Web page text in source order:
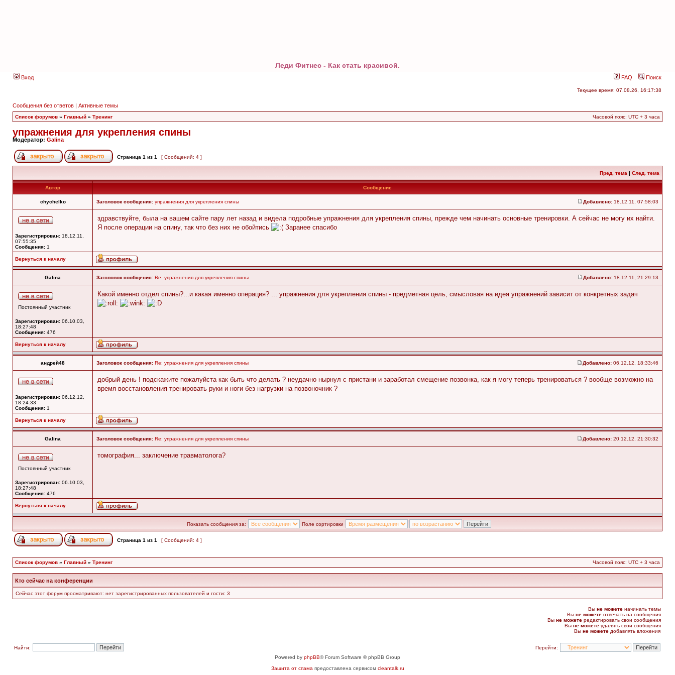
Леди Фитнес - Как стать красивой.
Вход FAQ Поиск
Текущее время: 07.08.26, 16:17:38
Сообщения без ответов | Активные темы
Список форумов » Главный » Тренинг Часовой пояс: UTC + 3 часа
упражнения для укрепления спины
Модератор: Galina
Страница 1 из 1 [ Сообщений: 4 ]
Пред. тема | След. тема
Автор Сообщение
chychelko Заголовок сообщения: упражнения для укрепления спины Добавлено: 18.12.11, 07:58:03
Зарегистрирован: 18.12.11,
07:55:35
Сообщения: 1
здравствуйте, была на вашем сайте пару лет назад и видела подробные упражнения для укрепления спины, прежде чем начинать основные тренировки. А сейчас не могу их найти.
Я после операции на спину, так что без них не обойтись
Заранее спасибо
Вернуться к началу
Galina Заголовок сообщения: Re: упражнения для укрепления спины Добавлено: 18.12.11, 21:29:13
Постоянный участник
Зарегистрирован: 06.10.03,
18:27:48
Сообщения: 476
Какой именно отдел спины?...и какая именно операция? ... упражнения для укрепления спины - предметная цель, смысловая на идея упражнений зависит от конкретных задач
Вернуться к началу
андрей48 Заголовок сообщения: Re: упражнения для укрепления спины Добавлено: 06.12.12, 18:33:46
Зарегистрирован: 06.12.12,
18:24:33
Сообщения: 1
добрый день ! подскажите пожалуйста как быть что делать ? неудачно нырнул с пристани и заработал смещение позвонка, как я могу теперь тренироваться ? вообще возможно на
время восстановления тренировать руки и ноги без нагрузки на позвоночник ?
Вернуться к началу
Galina Заголовок сообщения: Re: упражнения для укрепления спины Добавлено: 20.12.12, 21:30:32
Постоянный участник
Зарегистрирован: 06.10.03,
18:27:48
Сообщения: 476
томография... заключение травматолога?
Вернуться к началу
Показать сообщения за: Поле сортировки
Страница 1 из 1 [ Сообщений: 4 ]
Список форумов » Главный » Тренинг Часовой пояс: UTC + 3 часа
Кто сейчас на конференции
Сейчас этот форум просматривают: нет зарегистрированных пользователей и гости: 3
Вы не можете начинать темы
Вы не можете отвечать на сообщения
Вы не можете редактировать свои сообщения
Вы не можете удалять свои сообщения
Вы не можете добавлять вложения
Найти:
Перейти:
Powered by phpBB® Forum Software © phpBB Group
Защита от спама предоставлена сервисом cleantalk.ru